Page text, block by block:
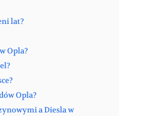
lat?
Opla?
Opla?
a Diesla w